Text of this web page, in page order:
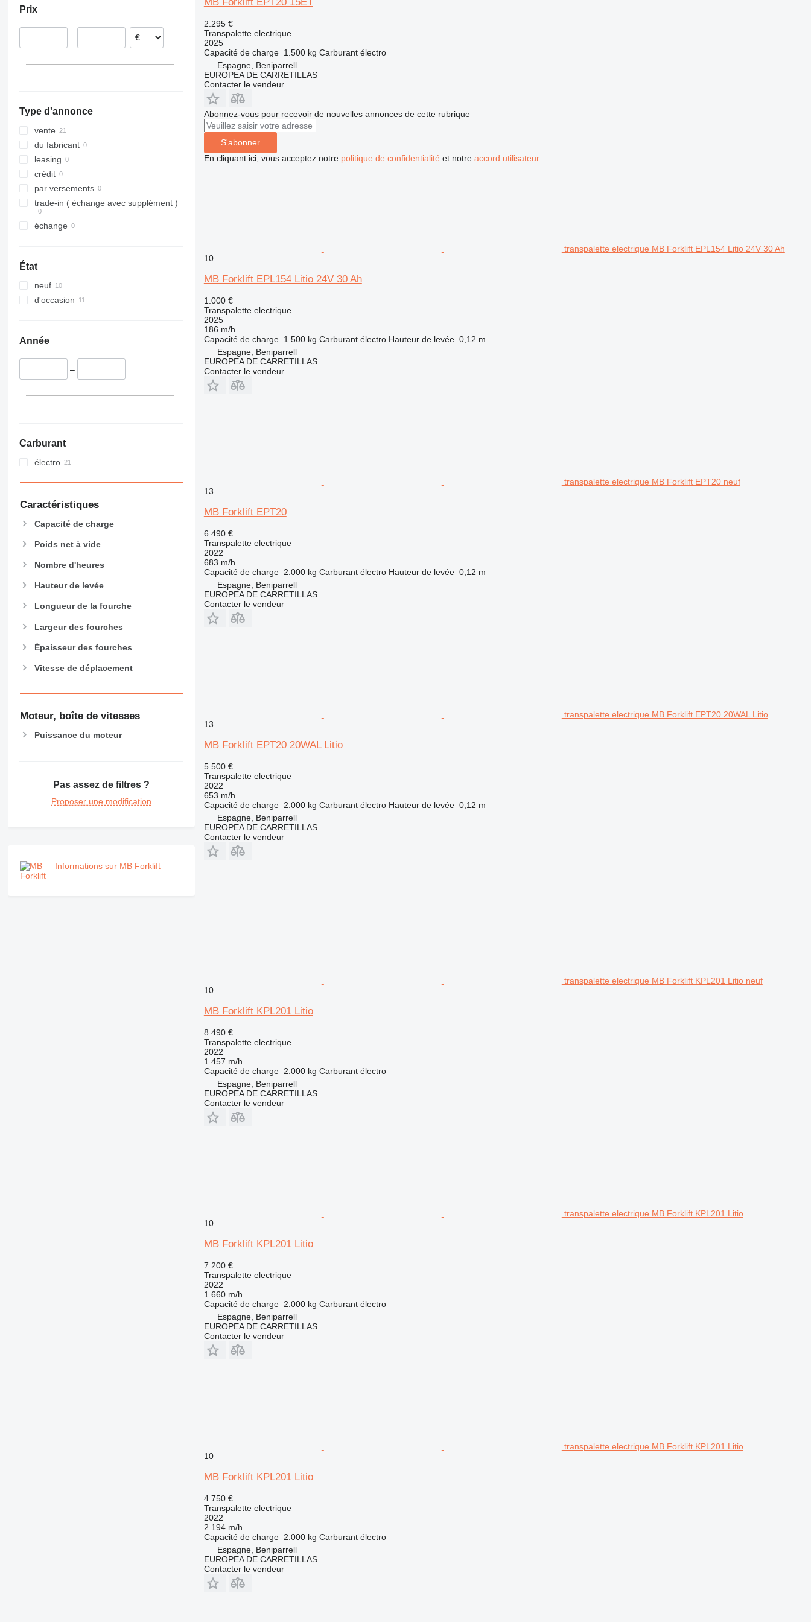
Prix
–
Type d'annonce
vente
du fabricant
leasing
crédit
par versements
trade-in ( échange avec supplément )
échange
État
neuf
d'occasion
Année
–
Carburant
électro
Caractéristiques
Capacité de charge
Poids net à vide
Nombre d'heures
Hauteur de levée
Longueur de la fourche
Largeur des fourches
Épaisseur des fourches
Vitesse de déplacement
Moteur, boîte de vitesses
Puissance du moteur
Pas assez de filtres ?
Proposer une modification
Informations sur MB Forklift
2.295 €
Transpalette electrique
2025
Capacité de charge 1.500 kg Carburant électro
Espagne, Beniparrell
EUROPEA DE CARRETILLAS
Contacter le vendeur
Abonnez-vous pour recevoir de nouvelles annonces de cette rubrique
S'abonner
En cliquant ici, vous acceptez notre politique de confidentialité et notre accord utilisateur.
transpalette electrique MB Forklift EPL154 Litio 24V 30 Ah
10
MB Forklift EPL154 Litio 24V 30 Ah
1.000 €
Transpalette electrique
2025
186 m/h
Capacité de charge 1.500 kg Carburant électro Hauteur de levée 0,12 m
Espagne, Beniparrell
EUROPEA DE CARRETILLAS
Contacter le vendeur
transpalette electrique MB Forklift EPT20 neuf
13
MB Forklift EPT20
6.490 €
Transpalette electrique
2022
683 m/h
Capacité de charge 2.000 kg Carburant électro Hauteur de levée 0,12 m
Espagne, Beniparrell
EUROPEA DE CARRETILLAS
Contacter le vendeur
transpalette electrique MB Forklift EPT20 20WAL Litio
13
MB Forklift EPT20 20WAL Litio
5.500 €
Transpalette electrique
2022
653 m/h
Capacité de charge 2.000 kg Carburant électro Hauteur de levée 0,12 m
Espagne, Beniparrell
EUROPEA DE CARRETILLAS
Contacter le vendeur
transpalette electrique MB Forklift KPL201 Litio neuf
10
MB Forklift KPL201 Litio
8.490 €
Transpalette electrique
2022
1.457 m/h
Capacité de charge 2.000 kg Carburant électro
Espagne, Beniparrell
EUROPEA DE CARRETILLAS
Contacter le vendeur
transpalette electrique MB Forklift KPL201 Litio
10
MB Forklift KPL201 Litio
7.200 €
Transpalette electrique
2022
1.660 m/h
Capacité de charge 2.000 kg Carburant électro
Espagne, Beniparrell
EUROPEA DE CARRETILLAS
Contacter le vendeur
transpalette electrique MB Forklift KPL201 Litio
10
MB Forklift KPL201 Litio
4.750 €
Transpalette electrique
2022
2.194 m/h
Capacité de charge 2.000 kg Carburant électro
Espagne, Beniparrell
EUROPEA DE CARRETILLAS
Contacter le vendeur